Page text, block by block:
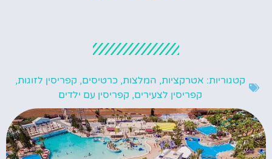
קטגוריות: אטרקציות, המלצות, כרטיסים, קפריסין לזוגות,
קפריסין לצעירים, קפריסין עם ילדים